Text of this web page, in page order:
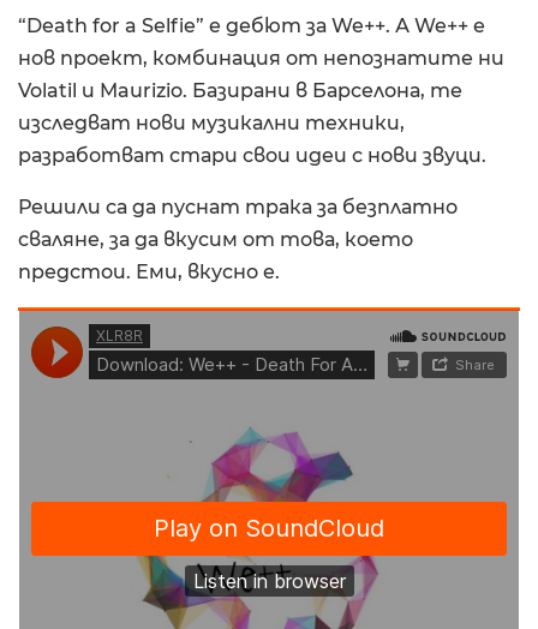
“Death for a Selfie” е дебют за We++. А We++ е
нов проект, комбинация от непознатите ни
Volatil и Maurizio. Базирани в Барселона, те
изследват нови музикални техники,
разработват стари свои идеи с нови звуци.
Решили са да пуснат трака за безплатно
сваляне, за да вкусим от това, което
предстои. Еми, вкусно е.